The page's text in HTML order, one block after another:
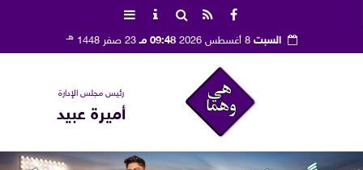
السبت8 أغسطس 2026 09:48 مـ 23 صفر 1448 هـ
رئيس مجلس الإدارة
أميرة عبيد